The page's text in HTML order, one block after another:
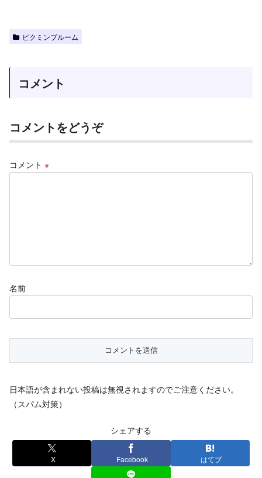
ピクミンブルーム
コメント
コメントをどうぞ
コメント ※
名前
日本語が含まれない投稿は無視されますのでご注意ください。
（スパム対策）
シェアする
X Facebook はてブ